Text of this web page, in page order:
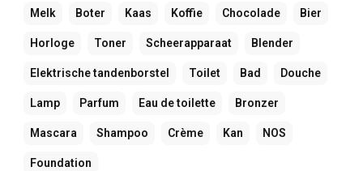
Melk Boter Kaas Koffie Chocolade Bier
Horloge Toner Scheerapparaat Blender
Elektrische tandenborstel Toilet Bad Douche
Lamp Parfum Eau de toilette Bronzer
Mascara Shampoo Crème Kan NOS
Foundation